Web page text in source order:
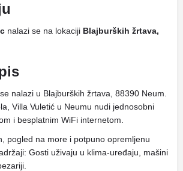
nalazi se na lokaciji Blajburških žrtava,
nalazi u Blajburških žrtava, 88390 Neum.
Villa Vuletić u Neumu nudi jednosobni
i besplatnim WiFi internetom.
pogled na more i potpuno opremljenu
Gosti uživaju u klima-uređaju, mašini